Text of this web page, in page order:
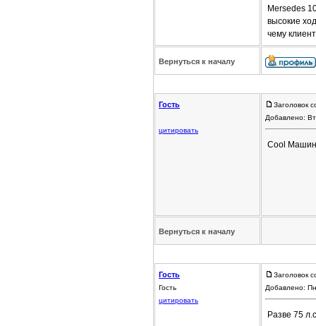
Mersedes
высокие
чему
Вернуться к началу
Гость
цитировать
Заголовок
Добавлено:
Cool
Вернуться к началу
Гость
Гость
цитировать
Заголовок
Добавлено:
Разве 75